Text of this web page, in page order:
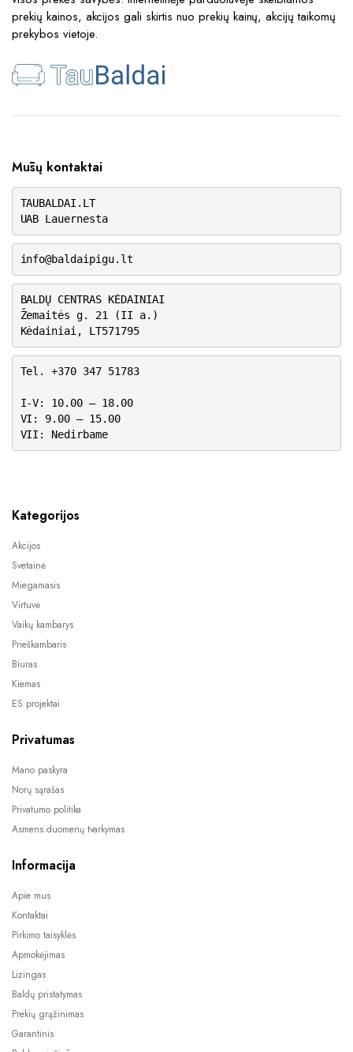
prekių kainos, akcijos gali skirtis nuo prekių kainų, akcijų taikomų
prekybos vietoje.
Mūsų kontaktai
TAUBALDAI.LT
UAB Lauernesta
info@baldaipigu.lt
BALDŲ CENTRAS KĖDAINIAI
Žemaitės g. 21 (II a.)
Kėdainiai, LT571795
Tel. +370 347 51783
I-V: 10.00 – 18.00
VI: 9.00 – 15.00
VII: Nedirbame
Kategorijos
Akcijos
Svetainė
Miegamasis
Virtuvė
Vaikų kambarys
Prieškambaris
Biuras
Kiemas
ES projektai
Privatumas
Mano paskyra
Norų sąrašas
Privatumo politika
Asmens duomenų tvarkymas
Informacija
Apie mus
Kontaktai
Pirkimo taisyklės
Apmokėjimas
Lizingas
Baldų pristatymas
Prekių grąžinimas
Garantinis